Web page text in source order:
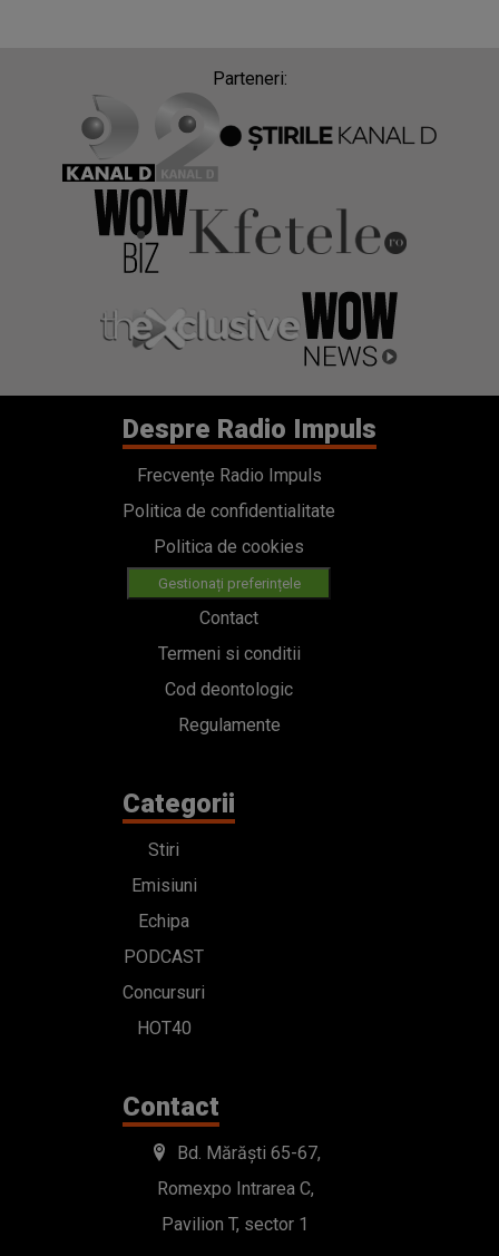
Parteneri:
Despre Radio Impuls
Frecvențe Radio Impuls
Politica de confidentialitate
Politica de cookies
Gestionați preferințele
Contact
Termeni si conditii
Cod deontologic
Regulamente
Categorii
Stiri
Emisiuni
Echipa
PODCAST
Concursuri
HOT40
Contact
Bd. Mărăști 65-67,
Romexpo Intrarea C,
Pavilion T, sector 1